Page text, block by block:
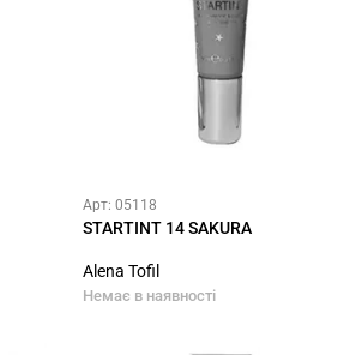
Арт: 05118
STARTINT 14 SAKURA
Alena Tofil
Немає в наявності